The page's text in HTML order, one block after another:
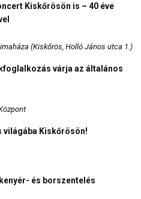
Kiskőrösön is – 40 éve
(Kiskőrös, Holló János utca 1.)
várja az általános
világába Kiskőrösön!
és borszentelés